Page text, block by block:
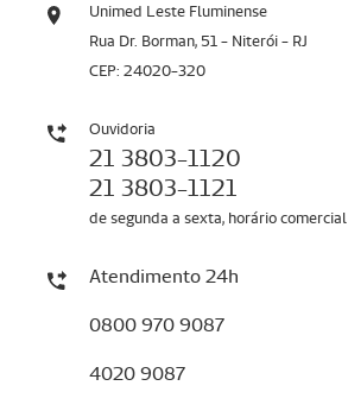
Unimed Leste Fluminense
Rua Dr. Borman, 51 - Niterói - RJ
CEP: 24020-320
Ouvidoria
21 3803-1120
21 3803-1121
de segunda a sexta, horário comercial
Atendimento 24h
0800 970 9087
4020 9087